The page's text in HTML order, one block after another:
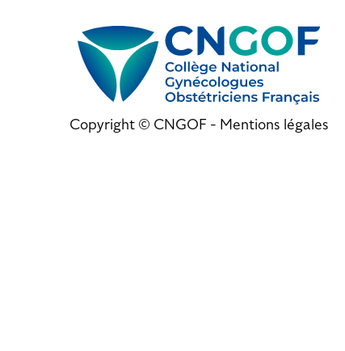
Copyright © CNGOF - Mentions légales